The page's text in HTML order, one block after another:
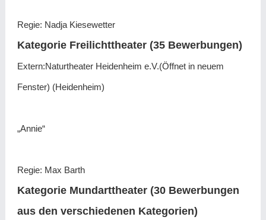
Regie: Nadja Kiesewetter
Kategorie Freilichttheater (35 Bewerbungen)
Extern:Naturtheater Heidenheim e.V.(Öffnet in neuem
Fenster) (Heidenheim)
„Annie“
Regie: Max Barth
Kategorie Mundarttheater (30 Bewerbungen
aus den verschiedenen Kategorien)